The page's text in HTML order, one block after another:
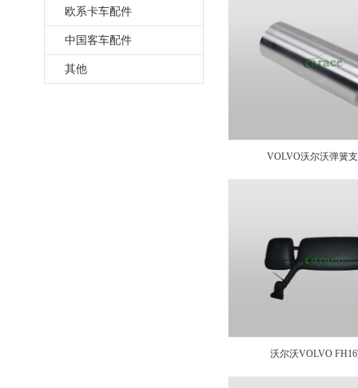
欧系卡车配件
中国客车配件
其他
VOLVO沃尔沃弹簧支
沃尔沃VOLVO
20567635/